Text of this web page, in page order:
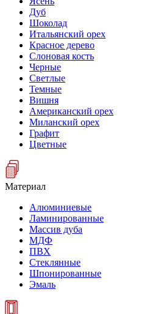
Дуб
Шоколад
Итальянский орех
Красное дерево
Слоновая кость
Черные
Светлые
Темные
Вишня
Американский орех
Миланский орех
Графит
Цветные
Материал
Алюминиевые
Ламинированные
Массив дуба
МДФ
ПВХ
Стеклянные
Шпонированные
Эмаль